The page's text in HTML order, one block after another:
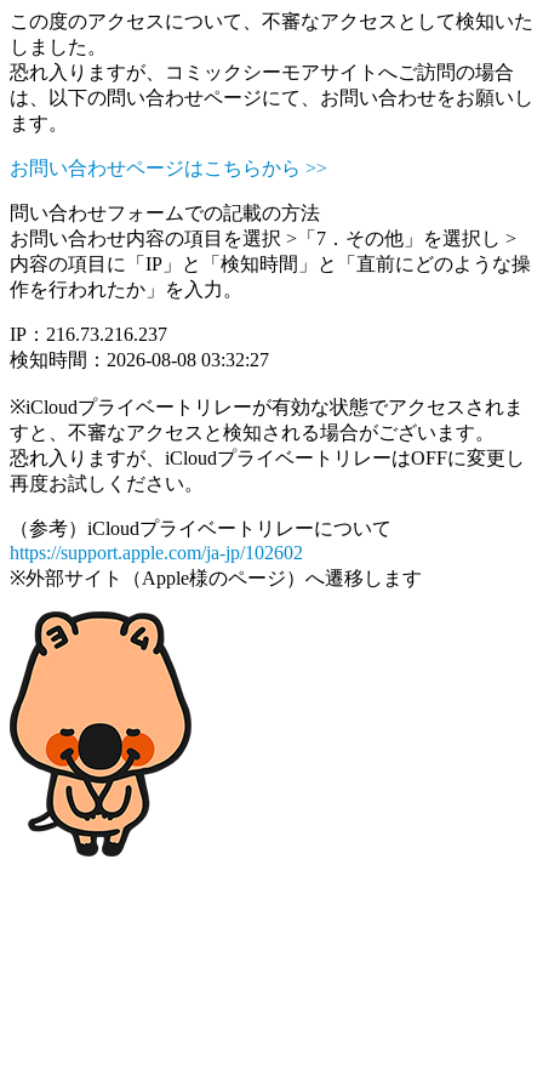
この度のアクセスについて、不審なアクセスとして検知いた
しました。
恐れ入りますが、コミックシーモアサイトへご訪問の場合
は、以下の問い合わせページにて、お問い合わせをお願いし
ます。
お問い合わせページはこちらから >>
問い合わせフォームでの記載の方法
お問い合わせ内容の項目を選択 >「7．その他」を選択し >
内容の項目に「IP」と「検知時間」と「直前にどのような操
作を行われたか」を入力。
IP：216.73.216.237
検知時間：2026-08-08 03:32:27
※iCloudプライベートリレーが有効な状態でアクセスされま
すと、不審なアクセスと検知される場合がございます。
恐れ入りますが、iCloudプライベートリレーはOFFに変更し
再度お試しください。
（参考）iCloudプライベートリレーについて
https://support.apple.com/ja-jp/102602
※外部サイト（Apple様のページ）へ遷移します